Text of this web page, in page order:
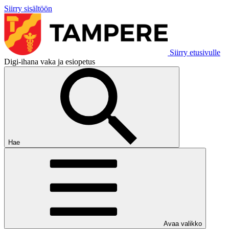
Siirry sisältöön
Siirry etusivulle
Digi-ihana vaka ja esiopetus
Hae
Avaa valikko